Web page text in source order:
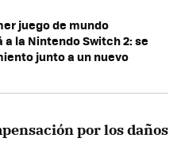
juego de mundo
la Nintendo Switch 2: se
junto a un nuevo
por los daños